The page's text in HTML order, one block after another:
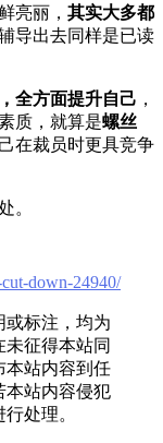
亮丽， 其实大多都
辅导出去同样是已读
全方面提升自己 ，
质，就算是螺丝
在裁员时更具竞争
。
down-24940/
或标注，均为
征得本站同
本站内容到任
本站内容侵犯
处理。